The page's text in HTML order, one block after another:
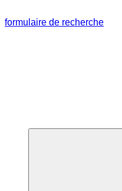
formulaire de recherche